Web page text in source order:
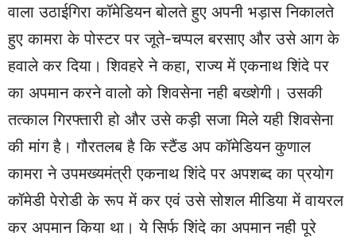
वाला उठाईगिरा कॉमेडियन बोलते हुए अपनी भड़ास निकालते
हुए कामरा के पोस्टर पर जूते-चप्पल बरसाए और उसे आग के
हवाले कर दिया। शिवहरे ने कहा, राज्य में एकनाथ शिंदे पर
का अपमान करने वालो को शिवसेना नही बख्शेगी। उसकी
तत्काल गिरफ्तारी हो और उसे कड़ी सजा मिले यही शिवसेना
की मांग है। गौरतलब है कि स्टैंड अप कॉमेडियन कुणाल
कामरा ने उपमख्यमंत्री एकनाथ शिंदे पर अपशब्द का प्रयोग
कॉमेडी पेरोडी के रूप में कर एवं उसे सोशल मीडिया में वायरल
कर अपमान किया था। ये सिर्फ शिंदे का अपमान नही पूरे